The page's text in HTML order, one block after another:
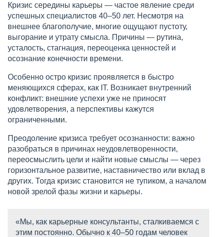
Кризис середины карьеры — частое явление среди
успешных специалистов 40–50 лет. Несмотря на
внешнее благополучие, многие ощущают пустоту,
выгорание и утрату смысла. Причины — рутина,
усталость, стагнация, переоценка ценностей и
осознание конечности времени.
Особенно остро кризис проявляется в быстро
меняющихся сферах, как IT. Возникает внутренний
конфликт: внешние успехи уже не приносят
удовлетворения, а перспективы кажутся
ограниченными.
Преодоление кризиса требует осознанности: важно
разобраться в причинах неудовлетворенности,
переосмыслить цели и найти новые смыслы — через
горизонтальное развитие, наставничество или вклад в
других. Тогда кризис становится не тупиком, а началом
новой зрелой фазы жизни и карьеры.
«Мы, как карьерные консультанты, сталкиваемся с
этим постоянно. Обычно к 40–50 годам человек